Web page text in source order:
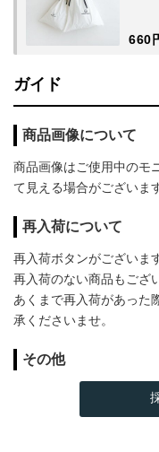
660
ガイド
商品画像について
商品画像はご使用中のモ
て見える場合がございま
再入荷について
再入荷ボタンがございま
再入荷のない商品もござ
あくまで再入荷があった
承くださいませ。
その他